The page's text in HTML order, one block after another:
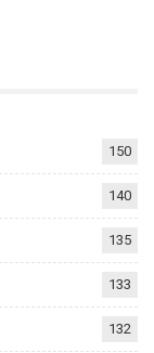
150
140
135
133
132